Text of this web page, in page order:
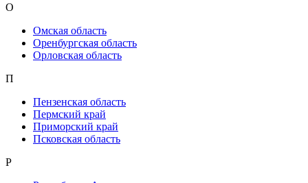
О
Омская область
Оренбургская область
Орловская область
П
Пензенская область
Пермский край
Приморский край
Псковская область
Р